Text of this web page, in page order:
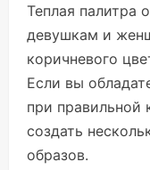
Теплая палитра
девушкам и
коричневого
Если вы
при
создать
образов.